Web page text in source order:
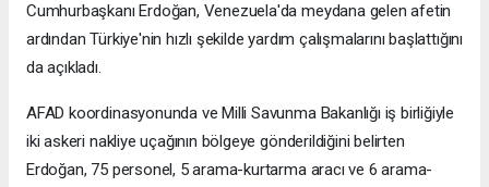
Cumhurbaşkanı Erdoğan, Venezuela'da meydana gelen afetin
ardından Türkiye'nin hızlı şekilde yardım çalışmalarını başlattığını
da açıkladı.
AFAD koordinasyonunda ve Milli Savunma Bakanlığı iş birliğiyle
iki askeri nakliye uçağının bölgeye gönderildiğini belirten
Erdoğan, 75 personel, 5 arama-kurtarma aracı ve 6 arama-